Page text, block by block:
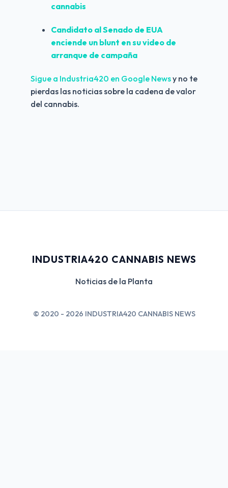
cannabis
Candidato al Senado de EUA
enciende un blunt en su video de
arranque de campaña
Sigue a Industria420 en Google News y no te
pierdas las noticias sobre la cadena de valor
del cannabis.
INDUSTRIA420 CANNABIS NEWS
Noticias de la Planta
© 2020 - 2026 INDUSTRIA420 CANNABIS NEWS